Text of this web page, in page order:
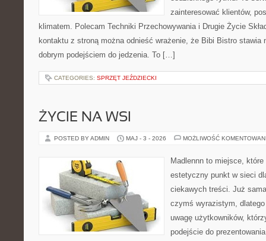
zainteresować klientów,
klimatem. Polecam Techniki Przechowywania i Drugie Życie
kontaktu z stroną można odnieść wrażenie, że Bibi Bistro stawia
dobrym podejściem do jedzenia. To […]
CATEGORIES: SPRZĘT JEŹDZIECKI
ŻYCIE NA WSI
POSTED BY ADMIN MAJ - 3 - 2026 MOŻLIWOŚĆ
Madlennn to miejsce,
estetyczny punkt w sieci
ciekawych treści. Już
czymś wyrazistym,
uwagę użytkowników,
podejście do